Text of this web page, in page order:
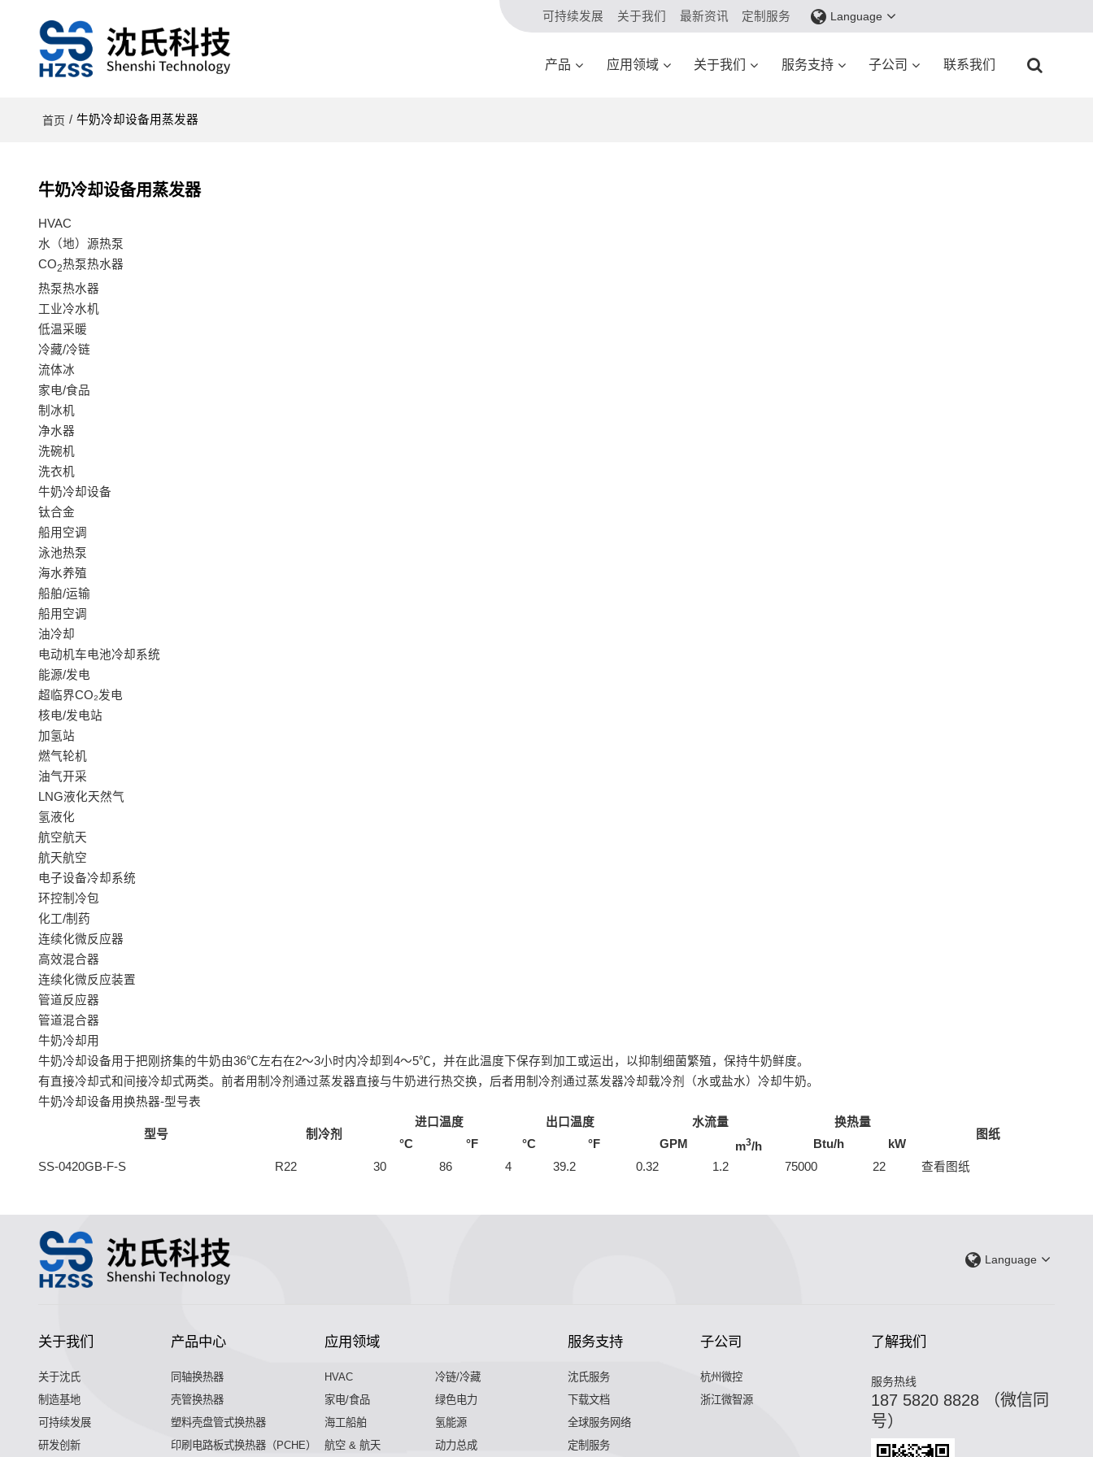
可持续发展 关于我们 最新资讯 定制服务 Language
产品 应用领域 关于我们 服务支持 子公司 联系我们
首页 / 牛奶冷却设备用蒸发器
牛奶冷却设备用蒸发器
HVAC
水（地）源热泵
CO2热泵热水器
热泵热水器
工业冷水机
低温采暖
冷藏/冷链
流体冰
家电/食品
制冰机
净水器
洗碗机
洗衣机
牛奶冷却设备
钛合金
船用空调
泳池热泵
海水养殖
船舶/运输
船用空调
油冷却
电动机车电池冷却系统
能源/发电
超临界CO₂发电
核电/发电站
加氢站
燃气轮机
油气开采
LNG液化天然气
氢液化
航空航天
航天航空
电子设备冷却系统
环控制冷包
化工/制药
连续化微反应器
高效混合器
连续化微反应装置
管道反应器
管道混合器
牛奶冷却用
牛奶冷却设备用于把刚挤集的牛奶由36℃左右在2～3小时内冷却到4～5℃，并在此温度下保存到加工或运出，以抑制细菌繁殖，保持牛奶鲜度。
有直接冷却式和间接冷却式两类。前者用制冷剂通过蒸发器直接与牛奶进行热交换，后者用制冷剂通过蒸发器冷却载冷剂（水或盐水）冷却牛奶。
牛奶冷却设备用换热器-型号表
型号 制冷剂
进口温度 出口温度 水流量
换热量
图纸
°C °F °C °F GPM m3/h Btu/h
kW
SS-0420GB-F-S
R22 30 86 4 39.2 0.32 1.2 75000 22 查看图纸
Language
关于我们
关于沈氏
制造基地
可持续发展
研发创新
产品中心
同轴换热器
壳管换热器
塑料壳盘管式换热器
印刷电路板式换热器（PCHE）
应用领域
HVAC
冷链/冷藏
家电/食品
绿色电力
海工船舶
氢能源
航空 & 航天
动力总成
服务支持
沈氏服务
下载文档
全球服务网络
定制服务
子公司
杭州微控
浙江微智源
了解我们
服务热线
187 5820 8828 （微信同
号）